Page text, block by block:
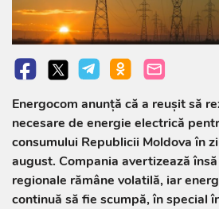
Energocom anunță că a reușit să
necesare de energie electrică
consumului Republicii Moldova în
august. Compania avertizează
regionale rămâne volatilă, iar
continuă să fie scumpă, în special